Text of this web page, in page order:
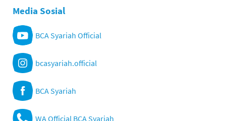
Media Sosial
BCA Syariah Official
bcasyariah.official
BCA Syariah
WA Official BCA Syariah